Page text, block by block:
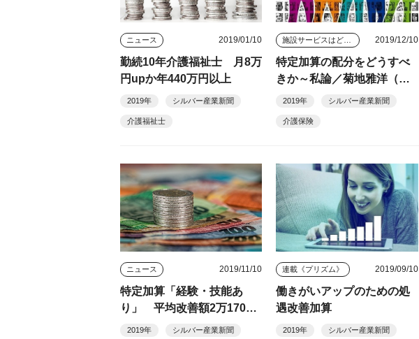
ニュース 2019/01/10
勤続10年介護福祉士 月8万
円upか年440万円以上
2019年 シルバー産業新聞
介護福祉士
2019/12/10
特定加算の配分をどうすべ
きか～私論／菊地雅洋（連
載４９）
2019年 シルバー産業新聞
介護保険
ニュース 2019/11/10
特定加算「経験・技能あ
り」 平均改善額2万1700
円2019年 シルバー産業新聞
連載《プリズム》 2019/09/10
働きがいアップのための処
遇改善加算
2019年 シルバー産業新聞